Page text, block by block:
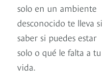
solo en un ambiente
desconocido te lleva si
saber si puedes estar
solo o qué le falta a tu
vida.